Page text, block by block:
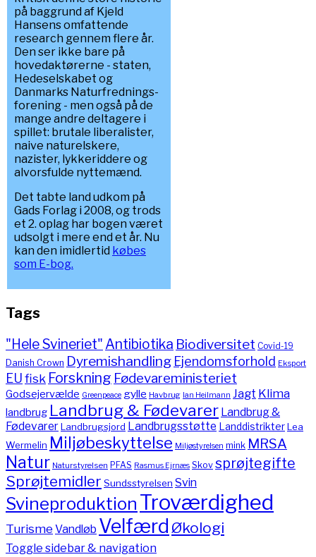
på baggrund af Kjeld
Hansens omfattende
research gennem flere år.
Den ser ikke bare på
hovedaktørerne - staten,
Hedeselskabet og
Danmarks Naturfrednings-
forening - men også på de
mange andre deltagere i
spillet: brutale liberalister,
naive naturelskere,
nazister, lykkeriddere og
alvorsfulde nyttemænd.
Det tabte land udkom på
Gads Forlag i 2008, og trods
et 2. oplag har bogen været
udsolgt i mere end et år. Nu
kan den imidlertid købes
som E-bog.
Tags
"Hele Svineriet" Antibiotika Biodiversitet Covid-19
Danish Crown Dyremishandling Ejendomsforhold Eksport
EUfisk Forskning Fødevareministeriet
Godsejervælde Greenpeace gylle Havbrug Ian Heilmann Jagt Klima
landbrug Landbrug & Fødevarer Landbrug &
FødevarerLandbrugsjord Landbrugsstøtte LanddistrikterLea
Wermelin Miljøbeskyttelse Miljøstyrelsen mink MRSA
Natur Naturstyrelsen PFAS Rasmus Ejrnæs Skov sprøjtegifte
Sprøjtemidler Sundsstyrelsen Svin
Svineproduktion Troværdighed
TurismeVandløb Velfærd Økologi
Toggle sidebar & navigation